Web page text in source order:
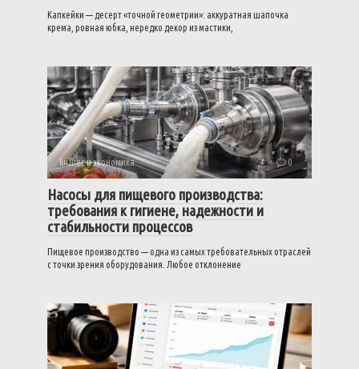
Капкейки — десерт «точной геометрии»: аккуратная шапочка
крема, ровная юбка, нередко декор из мастики,
Бизнес и экономика 0
Насосы для пищевого производства:
требования к гигиене, надежности и
стабильности процессов
Пищевое производство — одна из самых требовательных отраслей
с точки зрения оборудования. Любое отклонение